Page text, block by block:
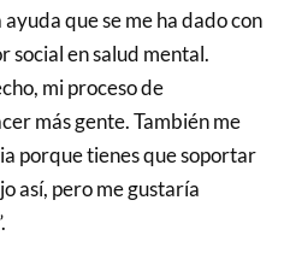
que se me ha dado con
social en salud mental.
mi proceso de
más gente. También me
porque tienes que soportar
así, pero me gustaría